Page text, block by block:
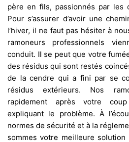
père en fils, passionnés par les
Pour s’assurer d’avoir une
l’hiver, il ne faut pas hésiter à
ramoneurs professionnels
conduit. Il se peut que votre
des résidus qui sont restés
de la cendre qui a fini par se
résidus extérieurs. Nos
rapidement après votre
expliquant le problème. À
normes de sécurité et à la
sommes votre meilleure solution